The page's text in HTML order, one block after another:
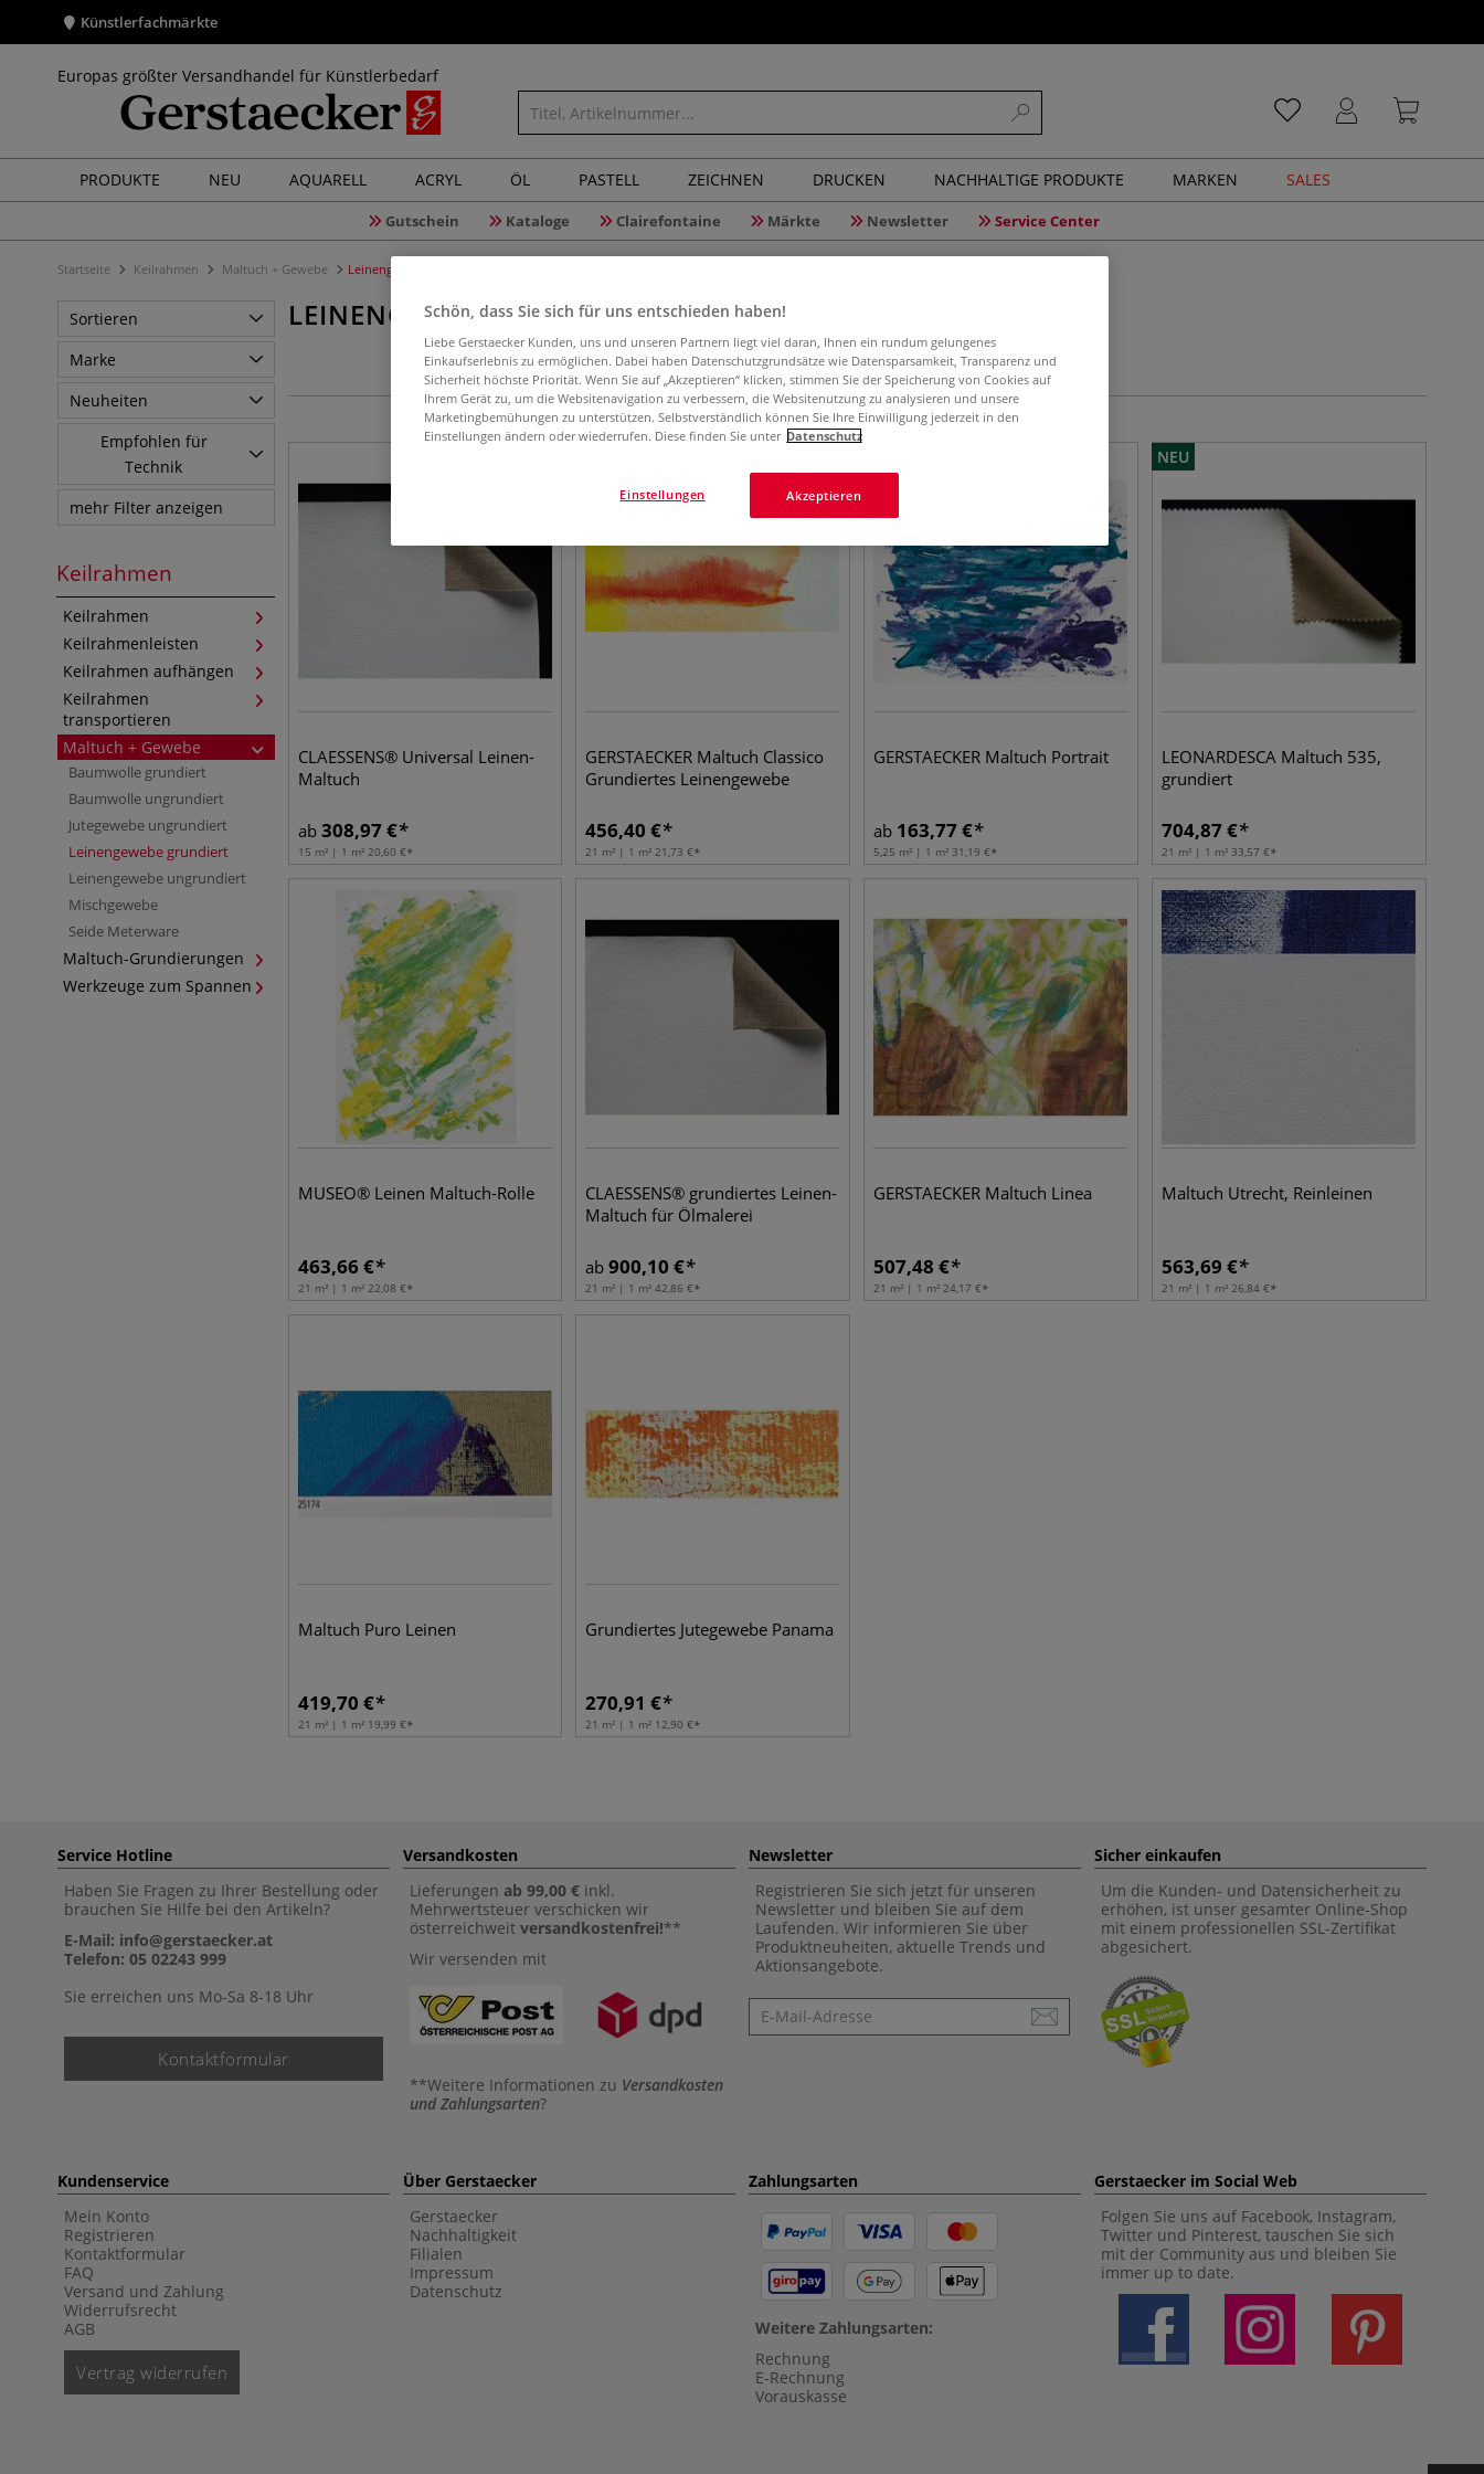
Künstlerfachmärkte
Europas größter Versandhandel für Künstlerbedarf
PRODUKTE NEU AQUARELL ACRYL ÖL PASTELL ZEICHNEN DRUCKEN NACHHALTIGE PRODUKTE MARKEN SALES
Gutschein Kataloge Clairefontaine Märkte Newsletter Service Center
Startseite Keilrahmen Maltuch + Gewebe Leinengewebe grundiert
Sortieren
Marke
Neuheiten
Empfohlen für
Technik
mehr Filter anzeigen
Keilrahmen
Keilrahmen
Keilrahmenleisten
Keilrahmen aufhängen
Keilrahmen
transportieren
Maltuch + Gewebe
Baumwolle grundiert
Baumwolle ungrundiert
Jutegewebe ungrundiert
Leinengewebe grundiert
Leinengewebe ungrundiert
Mischgewebe
Seide Meterware
Maltuch-Grundierungen
Werkzeuge zum Spannen
LEINENGEWEBE GRUNDIERT
10 Artikel
CLAESSENS® Universal Leinen-
Maltuch
ab 308,97 €
15 m² | 1 m² 20,60 €
GERSTAECKER Maltuch Classico
Grundiertes Leinengewebe
456,40 €
21 m² | 1 m² 21,73 €
GERSTAECKER Maltuch Portrait
ab 163,77 €
5,25 m² | 1 m² 31,19 €
NEU
LEONARDESCA Maltuch 535,
grundiert
704,87 €
21 m² | 1 m² 33,57 €
MUSEO® Leinen Maltuch-Rolle
463,66 €
21 m² | 1 m² 22,08 €
CLAESSENS® grundiertes Leinen-
Maltuch für Ölmalerei
ab 900,10 €
21 m² | 1 m² 42,86 €
GERSTAECKER Maltuch Linea
507,48 €
21 m² | 1 m² 24,17 €
Maltuch Utrecht, Reinleinen
563,69 €
21 m² | 1 m² 26,84 €
Maltuch Puro Leinen
419,70 €
21 m² | 1 m² 19,99 €
Grundiertes Jutegewebe Panama
270,91 €
21 m² | 1 m² 12,90 €
Service Hotline
Haben Sie Fragen zu Ihrer Bestellung oder
brauchen Sie Hilfe bei den Artikeln?
E-Mail: info@gerstaecker.at
Telefon: 05 02243 999
Sie erreichen uns Mo-Sa 8-18 Uhr
Kontaktformular
Versandkosten
Lieferungen ab 99,00 € inkl.
Mehrwertsteuer verschicken wir
österreichweit versandkostenfrei!**
Wir versenden mit
**Weitere Informationen zu Versandkosten
und Zahlungsarten?
Newsletter
Registrieren Sie sich jetzt für unseren
Newsletter und bleiben Sie auf dem
Laufenden. Wir informieren Sie über
Produktneuheiten, aktuelle Trends und
Aktionsangebote.
Newsletter
Sicher einkaufen
Um die Kunden- und Datensicherheit zu
erhöhen, ist unser gesamter Online-Shop
mit einem professionellen SSL-Zertifikat
abgesichert.
Kundenservice
Mein Konto
Registrieren
Kontaktformular
FAQ
Versand und Zahlung
Widerrufsrecht
AGB
Vertrag widerrufen
Über Gerstaecker
Gerstaecker
Nachhaltigkeit
Filialen
Impressum
Datenschutz
Zahlungsarten
Weitere Zahlungsarten:
Rechnung
E-Rechnung
Vorauskasse
Gerstaecker im Social Web
Folgen Sie uns auf Facebook, Instagram,
Twitter und Pinterest, tauschen Sie sich
mit der Community aus und bleiben Sie
immer up to date.
Schön, dass Sie sich für uns entschieden haben!
Liebe Gerstaecker Kunden, uns und unseren Partnern liegt viel daran, Ihnen ein rundum gelungenes
Einkaufserlebnis zu ermöglichen. Dabei haben Datenschutzgrundsätze wie Datensparsamkeit, Transparenz und
Sicherheit höchste Priorität. Wenn Sie auf „Akzeptieren“ klicken, stimmen Sie der Speicherung von Cookies auf
Ihrem Gerät zu, um die Websitenavigation zu verbessern, die Websitenutzung zu analysieren und unsere
Marketingbemühungen zu unterstützen. Selbstverständlich können Sie Ihre Einwilligung jederzeit in den
Einstellungen ändern oder wiederrufen. Diese finden Sie unter Datenschutz
Akzeptieren
Einstellungen